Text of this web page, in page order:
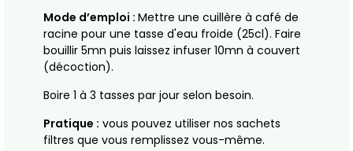
Mode d’emploi : Mettre une cuillère à café de
racine pour une tasse d'eau froide (25cl). Faire
bouillir 5mn puis laissez infuser 10mn à couvert
(décoction).
Boire 1 à 3 tasses par jour selon besoin.
Pratique : vous pouvez utiliser nos sachets
filtres que vous remplissez vous-même.